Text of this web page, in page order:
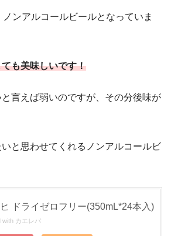
ンアルコールビールとなっていま
も美味しいです！
言えば弱いのですが、その分後味が
と思わせてくれるノンアルコールビ
ドライゼロフリー(350mL*24本入)
with カエレバ